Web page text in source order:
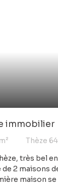
immobilier
m²
Thèze
très bel
2 maisons
maison